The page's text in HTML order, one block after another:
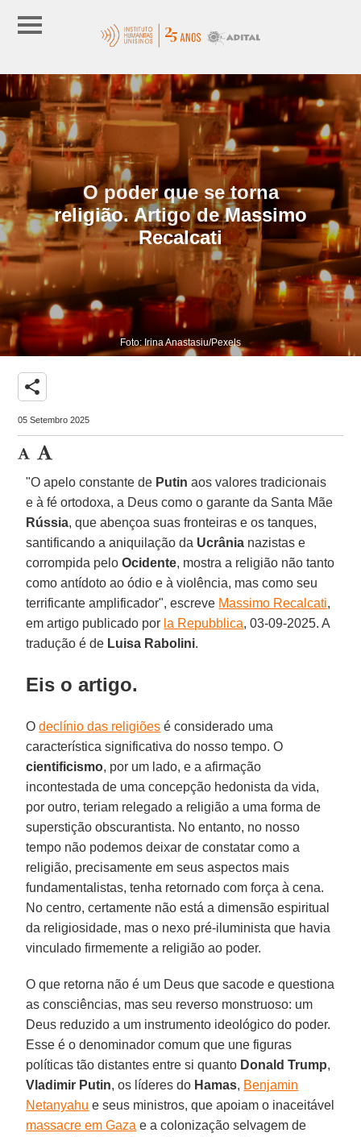
O poder que se torna
religião. Artigo de Massimo
Recalcati
Foto: Irina Anastasiu/Pexels
share
05 Setembro 2025
"O apelo constante de Putin aos valores tradicionais
e à fé ortodoxa, a Deus como o garante da Santa Mãe
Rússia, que abençoa suas fronteiras e os tanques,
santificando a aniquilação da Ucrânia nazistas e
corrompida peloOcidente, mostra a religião não tanto
como antídoto ao ódio e à violência, mas como seu
terrificante amplificador", escreve Massimo Recalcati,
em artigo publicado por la Repubblica, 03-09-2025. A
tradução é de Luisa Rabolini.
Eis o artigo.
Odeclínio das religiões é considerado uma
característica significativa do nosso tempo. O
cientificismo, por um lado, e a afirmação
incontestada de uma concepção hedonista da vida,
por outro, teriam relegado a religião a uma forma de
superstição obscurantista. No entanto, no nosso
tempo não podemos deixar de constatar como a
religião, precisamente em seus aspectos mais
fundamentalistas, tenha retornado com força à cena.
No centro, certamente não está a dimensão espiritual
da religiosidade, mas o nexo pré-iluminista que havia
vinculado firmemente a religião ao poder.
O que retorna não é um Deus que sacode e questiona
as consciências, mas seu reverso monstruoso: um
Deus reduzido a um instrumento ideológico do poder.
Esse é o denominador comum que une figuras
políticas tão distantes entre si quanto Donald Trump,
Vladimir Putin, os líderes do Hamas, Benjamin
Netanyahu e seus ministros, que apoiam o inaceitável
massacre em Gaza e a colonização selvagem de